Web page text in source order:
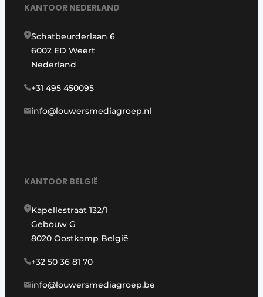
KANTOOR NEDERLAND
Schatbeurderlaan 6
6002 ED Weert
Nederland
+31 495 450095
info@louwersmediagroep.nl
KANTOOR BELGIË
Kapellestraat 132/1
Gebouw G
8020 Oostkamp België
+32 50 36 81 70
info@louwersmediagroep.be